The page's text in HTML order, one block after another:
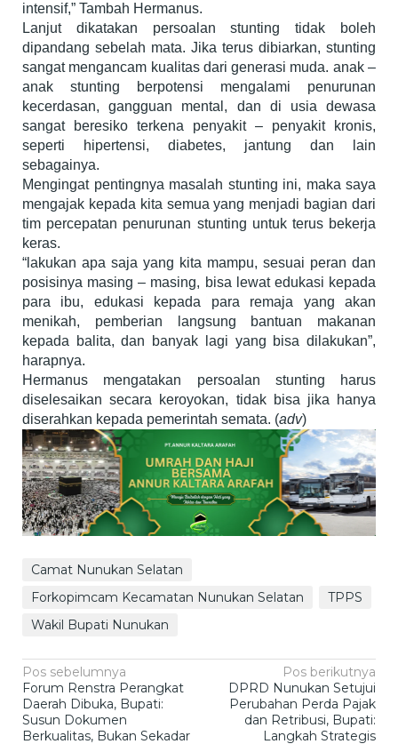
intensif,” Tambah Hermanus.
Lanjut dikatakan persoalan stunting tidak boleh
dipandang sebelah mata. Jika terus dibiarkan, stunting
sangat mengancam kualitas dari generasi muda. anak –
anak stunting berpotensi mengalami penurunan
kecerdasan, gangguan mental, dan di usia dewasa
sangat beresiko terkena penyakit – penyakit kronis,
seperti hipertensi, diabetes, jantung dan lain
sebagainya.
Mengingat pentingnya masalah stunting ini, maka saya
mengajak kepada kita semua yang menjadi bagian dari
tim percepatan penurunan stunting untuk terus bekerja
keras.
“lakukan apa saja yang kita mampu, sesuai peran dan
posisinya masing – masing, bisa lewat edukasi kepada
para ibu, edukasi kepada para remaja yang akan
menikah, pemberian langsung bantuan makanan
kepada balita, dan banyak lagi yang bisa dilakukan”,
harapnya.
Hermanus mengatakan persoalan stunting harus
diselesaikan secara keroyokan, tidak bisa jika hanya
diserahkan kepada pemerintah semata. (adv)
Camat Nunukan Selatan
Forkopimcam Kecamatan Nunukan Selatan
TPPS
Wakil Bupati Nunukan
Navigasi
pos
Pos sebelumnya
Forum Renstra Perangkat
Daerah Dibuka, Bupati:
Susun Dokumen
Berkualitas, Bukan Sekadar
Pos berikutnya
DPRD Nunukan Setujui
Perubahan Perda Pajak
dan Retribusi, Bupati:
Langkah Strategis